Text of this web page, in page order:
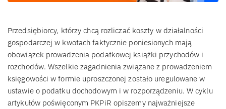
Przedsiębiorcy, którzy chcą rozliczać koszty w działalności
gospodarczej w kwotach faktycznie poniesionych mają
obowiązek prowadzenia podatkowej książki przychodów i
rozchodów. Wszelkie zagadnienia związane z prowadzeniem
księgowości w formie uproszczonej zostało uregulowane w
ustawie o podatku dochodowym i w rozporządzeniu. W cyklu
artykułów poświęconym PKPiR opiszemy najważniejsze